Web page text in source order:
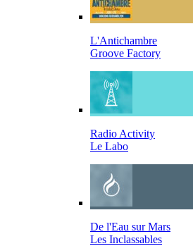
L'Antichambre
Groove Factory
Radio Activity
Le Labo
De l'Eau sur Mars
Les Inclassables